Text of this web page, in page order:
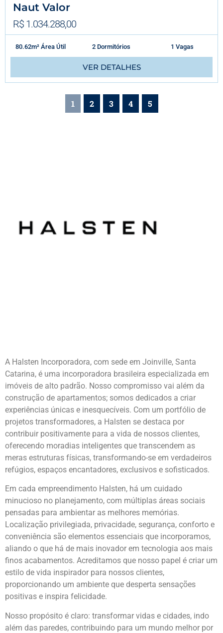
Naut Valor
R$ 1.034.288,00
80.62m² Área Útil 2 Dormitórios 1 Vagas
VER DETALHES
1 2 3 4 5
A Halsten Incorporadora, com sede em Joinville, Santa
Catarina, é uma incorporadora brasileira especializada em
imóveis de alto padrão. Nosso compromisso vai além da
construção de apartamentos; somos dedicados a criar
experiências únicas e inesquecíveis. Com um portfólio de
projetos transformadores, a Halsten se destaca por
contribuir positivamente para a vida de nossos clientes,
oferecendo moradias inteligentes que transcendem as
meras estruturas físicas, transformando-se em verdadeiros
refúgios, espaços encantadores, exclusivos e sofisticados.
Em cada empreendimento Halsten, há um cuidado
minucioso no planejamento, com múltiplas áreas sociais
pensadas para ambientar as melhores memórias.
Localização privilegiada, privacidade, segurança, conforto e
conveniência são elementos essenciais que incorporamos,
aliando o que há de mais inovador em tecnologia aos mais
finos acabamentos. Acreditamos que nosso papel é criar um
estilo de vida inspirador para nossos clientes,
proporcionando um ambiente que desperta sensações
positivas e inspira felicidade.
Nosso propósito é claro: transformar vidas e cidades, indo
além das paredes, contribuindo para um mundo melhor por